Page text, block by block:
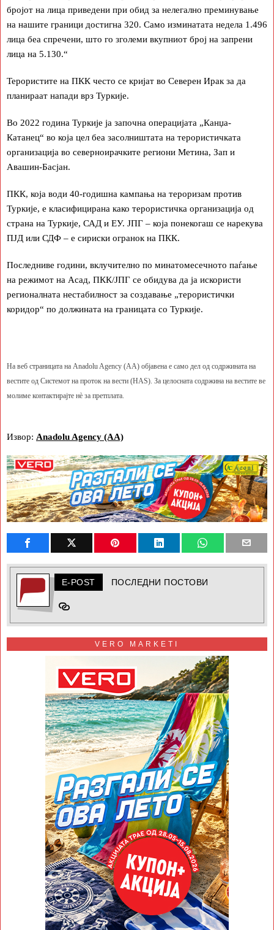
бројот на лица приведени при обид за нелегално преминување
на нашите граници достигна 320. Само изминатата недела 1.496
лица беа спречени, што го зголеми вкупниот број на запрени
лица на 5.130.“
Терористите на ПКК често се кријат во Северен Ирак за да
планираат напади врз Туркије.
Во 2022 година Туркије ја започна операцијата „Канџа-
Катанец“ во која цел беа засолништата на терористичката
организација во северноирачките региони Метина, Зап и
Авашин-Басјан.
ПКК, која води 40-годишна кампања на тероризам против
Туркије, е класифицирана како терористичка организација од
страна на Туркије, САД и ЕУ. ЈПГ – која понекогаш се нарекува
ПЈД или СДФ – е сириски огранок на ПКК.
Последниве години, вклучително по минатомесечното паѓање
на режимот на Асад, ПКК/ЈПГ се обидува да ја искористи
регионалната нестабилност за создавање „терористички
коридор“ по должината на границата со Туркије.
На веб страницата на Anadolu Agency (AA) објавена е само дел од содржината на
вестите од Системот на проток на вести (HAS). За целосната содржина на вестите ве
молиме контактирајте нè за претплата.
Извор: Anadolu Agency (AA)
E-POST ПОСЛЕДНИ ПОСТОВИ
VERO MARKETI